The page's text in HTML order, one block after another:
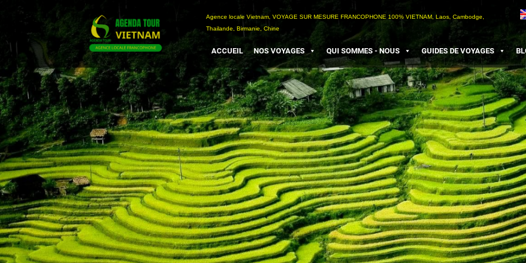
contenu
Agence locale Vietnam, VOYAGE SUR MESURE FRANCOPHONE 100% VIETNAM, Laos, Cambodge,
Thailande, Birmanie, Chine
ACCUEIL NOS VOYAGES QUI SOMMES - NOUS GUIDES DE VOYAGES